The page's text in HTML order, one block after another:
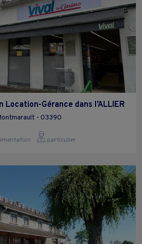
Location-Gérance dans l’ALLIER
- 03390
particulier